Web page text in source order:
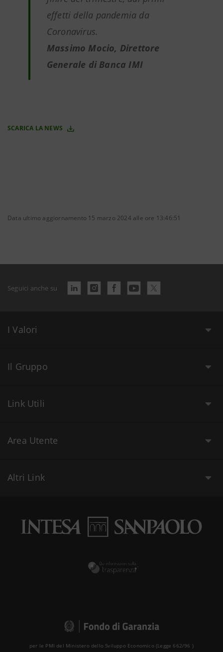
effetti della pandemia da
Coronavirus.
Massimo Mocio, Direttore
Generale di Banca IMI
SCARICA LA NEWS
Data ultimo aggiornamento 15 marzo 2024 alle ore 13:46:51
Seguici anche su
I Valori
Il Gruppo
Link Utili
Area Utente
Altri Link
per le PMI del Ministero dello Sviluppo Economico (Legge 662/96 )